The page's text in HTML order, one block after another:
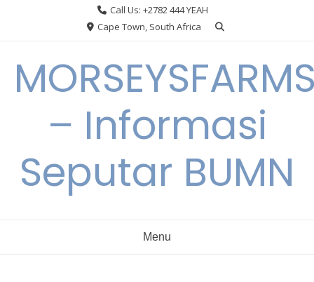
Call Us: +2782 444 YEAH
Cape Town, South Africa
– Informasi
Seputar BUMN
Menu